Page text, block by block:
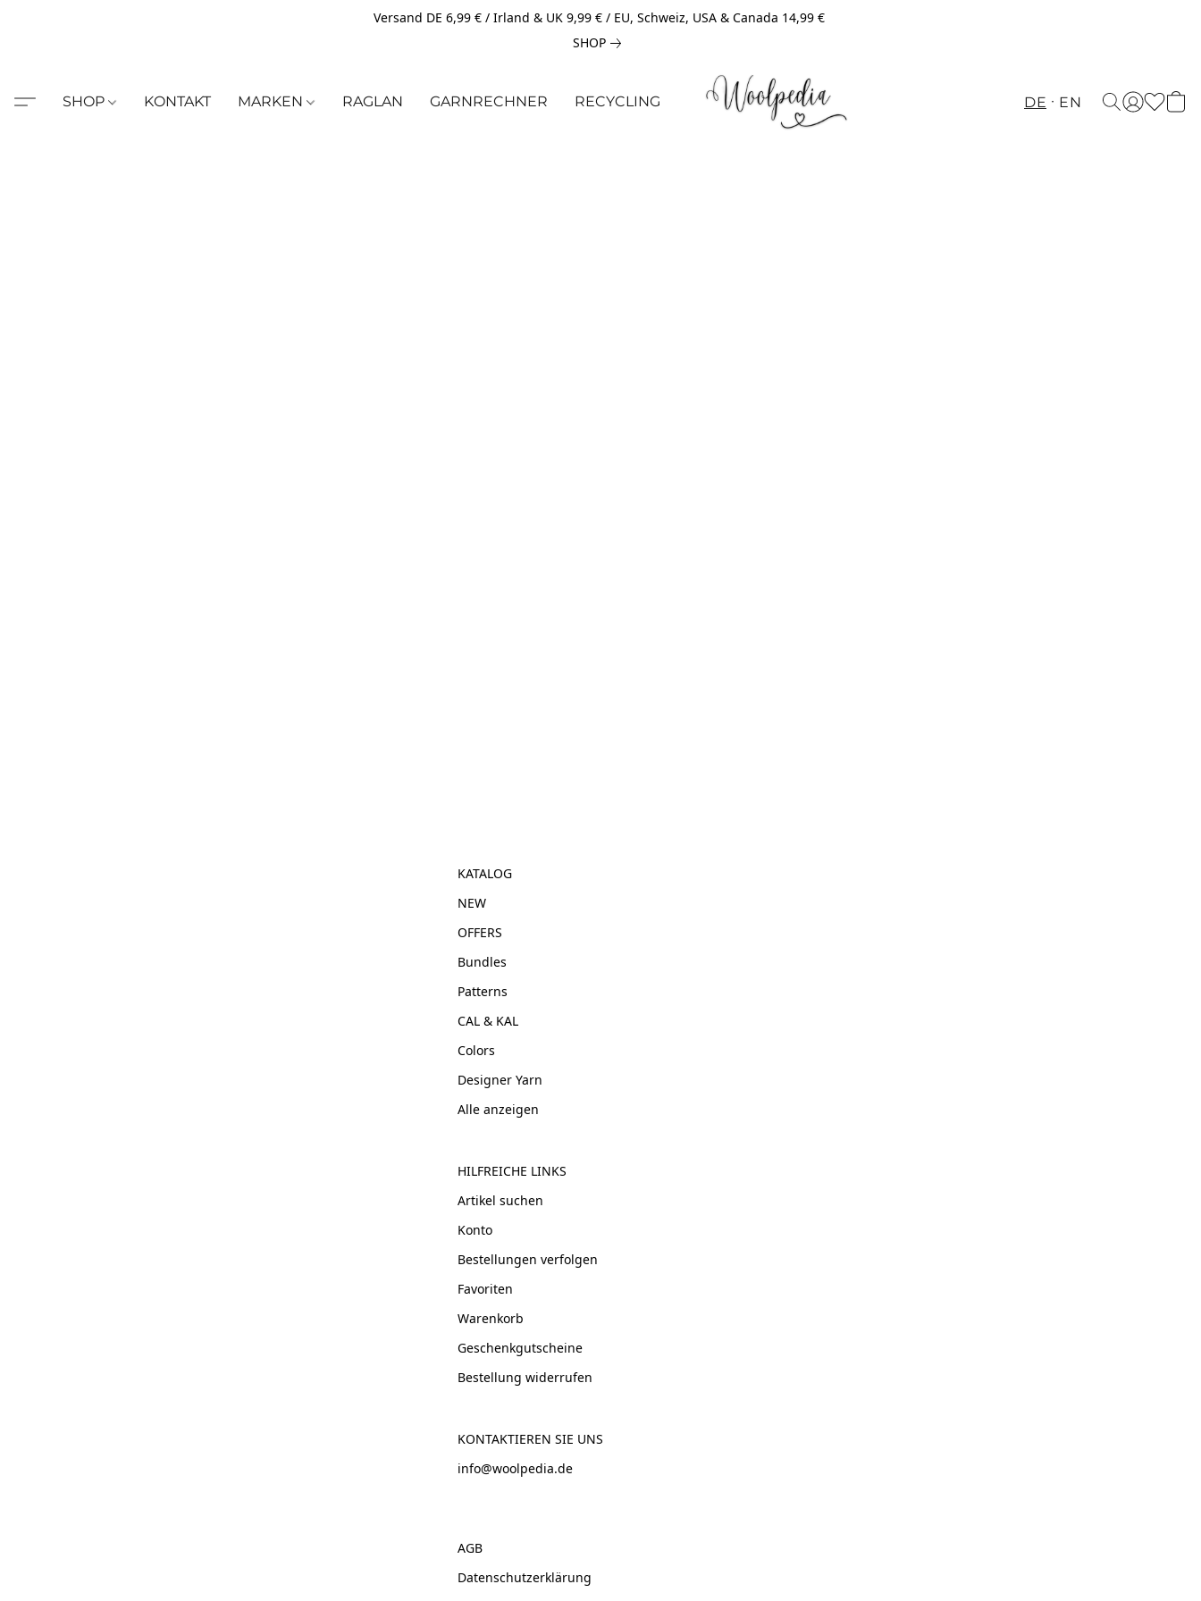
Versand DE 6,99 € / Irland & UK 9,99 € / EU, Schweiz, USA & Canada 14,99 €
SHOP
SHOP KONTAKT MARKEN RAGLAN GARNRECHNER RECYCLING DE EN
KATALOG
NEW
OFFERS
Bundles
Patterns
CAL & KAL
Colors
Designer Yarn
Alle anzeigen
HILFREICHE LINKS
Artikel suchen
Konto
Bestellungen verfolgen
Favoriten
Warenkorb
Geschenkgutscheine
Bestellung widerrufen
KONTAKTIEREN SIE UNS
info@woolpedia.de
AGB
Datenschutzerklärung